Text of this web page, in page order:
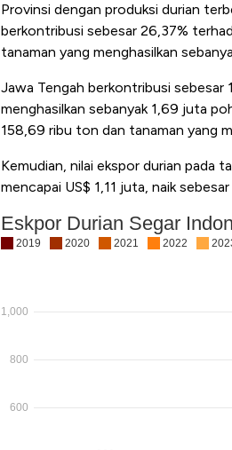
Provinsi dengan produksi durian
berkontribusi sebesar 26,37%
tanaman yang menghasilkan
Jawa Tengah berkontribusi sebesar
menghasilkan sebanyak 1,69 juta
158,69 ribu ton dan tanaman yang
Kemudian, nilai ekspor durian pada
mencapai US$ 1,11 juta, naik